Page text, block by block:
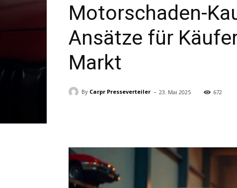
Motorschaden-
Ansätze für
Markt
By Carpr Presseverteiler - 23. Mai 2025 672